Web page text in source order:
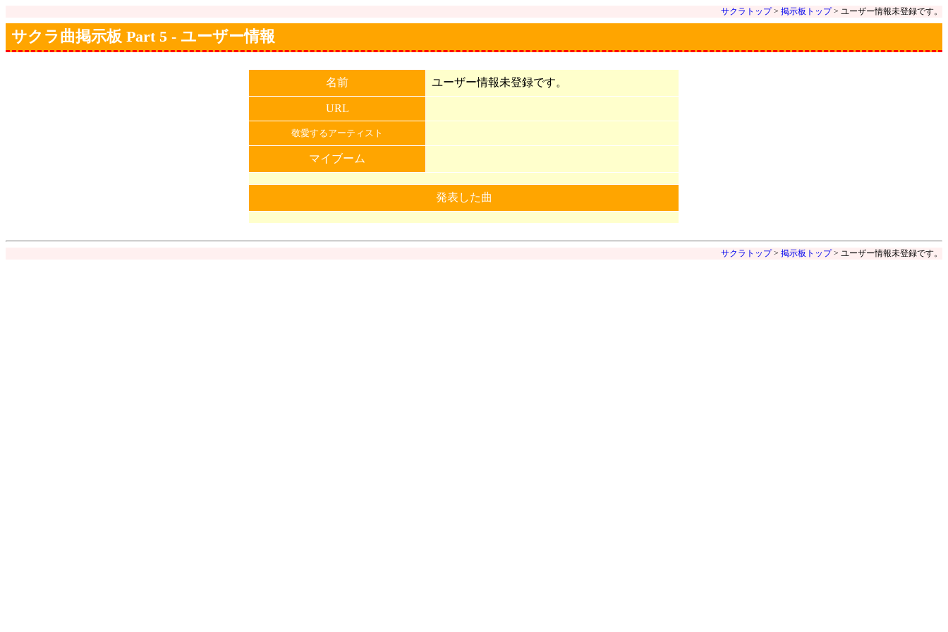
サクラトップ> 掲示板トップ> ユーザー情報未登録です。
サクラ曲掲示板 Part 5 - ユーザー情報
名前 ユーザー情報未登録です。
URL
敬愛するアーティスト
マイブーム
発表した曲
サクラトップ> 掲示板トップ> ユーザー情報未登録です。